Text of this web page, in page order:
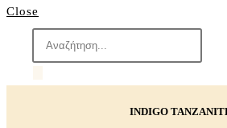
Close
search
INDIGO